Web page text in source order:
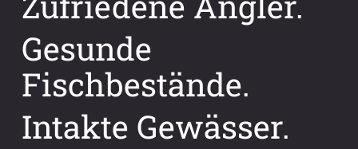
Gesunde
Fischbestände.
Intakte Gewässer.